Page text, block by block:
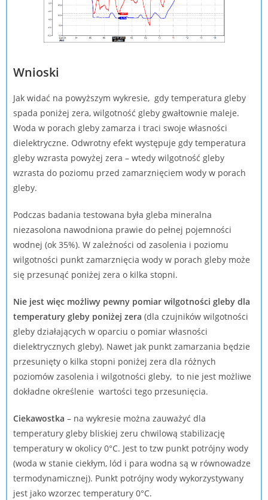
Wnioski
Jak widać na powyższym wykresie, gdy temperatura gleby
spada poniżej zera, wilgotność gleby gwałtownie maleje.
Woda w porach gleby zamarza i traci swoje własności
dielektryczne. Odwrotny efekt występuje gdy temperatura
gleby wzrasta powyżej zera – wtedy wilgotność gleby
wzrasta do poziomu przed zamarznięciem wody w porach
gleby.
Podczas badania testowana była gleba mineralna
niezasolona nawodniona prawie do pełnej pojemności
wodnej (ok 35%). W zależności od zasolenia i poziomu
wilgotności punkt zamarznięcia wody w porach gleby może
się przesunąć poniżej zera o kilka stopni.
Nie jest więc możliwy pewny pomiar wilgotności gleby dla
temperatury gleby poniżej zera (dla czujników wilgotności
gleby działających w oparciu o pomiar własności
dielektrycznych gleby). Nawet jak punkt zamarzania będzie
przesunięty o kilka stopni poniżej zera dla różnych
poziomów zasolenia i wilgotności gleby, to nie jest możliwe
dokładne określenie wartości tego przesunięcia.
Ciekawostka – na wykresie można zauważyć dla
temperatury gleby bliskiej zeru chwilową stabilizację
temperatury w okolicy 0°C. Jest to tzw punkt potrójny wody
(woda w stanie ciekłym, lód i para wodna są w równowadze
termodynamicznej). Punkt potrójny wody wykorzystywany
jest jako wzorzec temperatury 0°C.